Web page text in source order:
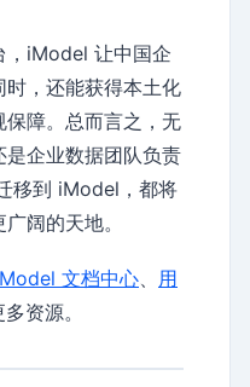
，iModel 让中国企
，还能获得本土化
障。总而言之，无
企业数据团队负责
移到 iModel，都将
阔的天地。
文档中心
用
资源。